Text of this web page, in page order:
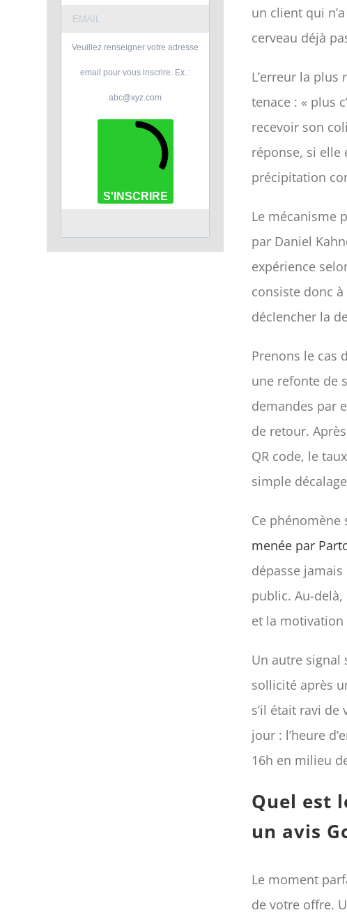
un client qui
cerveau déjà
L’erreur la
tenace : « plus
recevoir son
réponse, si elle
précipitation
Le mécanisme
par Daniel
expérience
consiste donc
déclencher la
Prenons le cas
une refonte de
demandes par
de retour.
QR code, le
simple
Ce phénomène
menée par
dépasse
public. Au-
et la motivation
Un autre
sollicité après
s’il était ravi de
jour : l’heure
16h en milieu
Quel est
un avis
Le moment
de votre offre.
Veuillez renseigner votre adresse
email pour vous inscrire. Ex. :
abc@xyz.com
S'INSCRIRE